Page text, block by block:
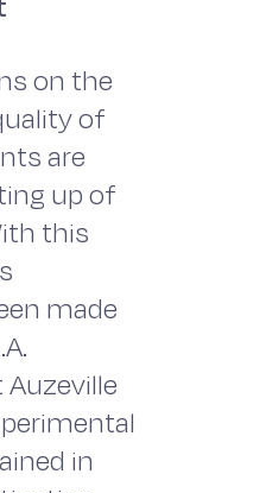
on the
of
are
up of
this
made
in